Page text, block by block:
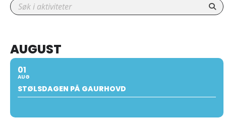
AUGUST
01
AUG
STØLSDAGEN PÅ GAURHOVD